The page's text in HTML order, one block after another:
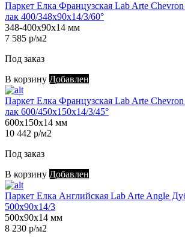
Паркет Елка Французская Lab Arte
лак 400/348х90х14/3/60°
348-400х90х14 мм
7 585 р/м2
Под заказ
В корзину Добавлен
Паркет Елка Французская Lab Arte
лак 600/450х150х14/3/45°
600х150х14 мм
10 442 р/м2
Под заказ
В корзину Добавлен
Паркет Елка Английская Lab Arte Angle
500х90х14/3
500х90х14 мм
8 230 р/м2